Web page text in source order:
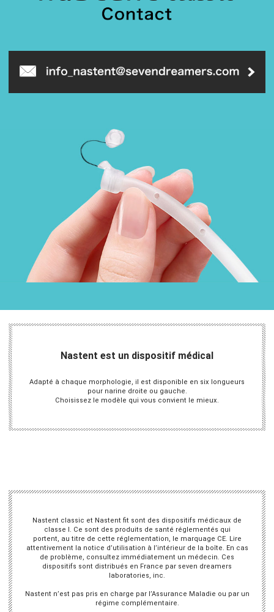
Nastent est un dispositif médical
Adapté à chaque morphologie, il est disponible en six longueurs
pour narine droite ou gauche.
Choisissez le modèle qui vous convient le mieux.
Nastent classic et Nastent fit sont des dispositifs médicaux de
classe I. Ce sont des produits de santé réglementés qui
portent, au titre de cette réglementation, le marquage CE. Lire
attentivement la notice d’utilisation à l’intérieur de la boîte. En cas
de problème, consultez immédiatement un médecin. Ces
dispositifs sont distribués en France par seven dreamers
laboratories, inc.
Nastent n’est pas pris en charge par l’Assurance Maladie ou par un
régime complémentaire.